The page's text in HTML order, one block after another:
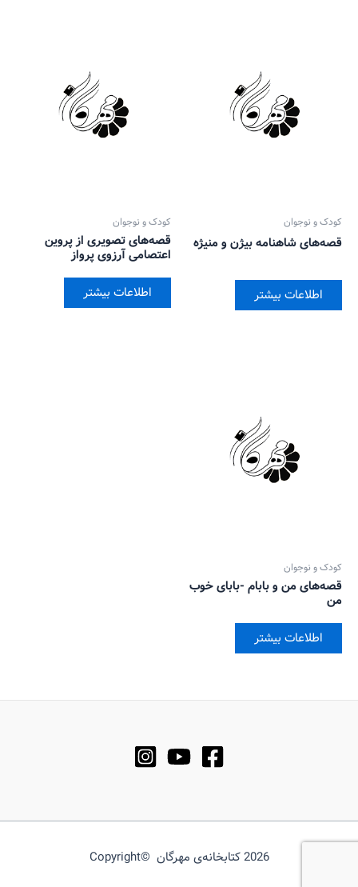
کودک و نوجوان
قصه‌های شاهنامه بیژن و منیژه
اطلاعات بیشتر
کودک و نوجوان
قصه‌های تصویری از پروین
اعتصامی آرزوی پرواز
اطلاعات بیشتر
کودک و نوجوان
قصه‌های من و بابام -بابای خوب
من
اطلاعات بیشتر
2026 کتابخانه‌ی مهرگان ©Copyright